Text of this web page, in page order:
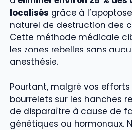
localisés grâce à
naturel de destruction des
Cette méthode médicale
les zones rebelles sans
anesthésie.
Pourtant, malgré vos efforts
bourrelets sur les hanches
de disparaître à cause de
génétiques ou hormonaux.